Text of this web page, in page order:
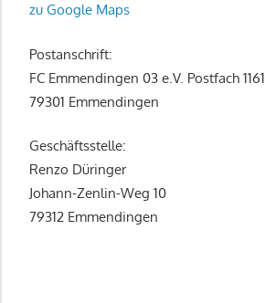
zu Google Maps
Postanschrift:
FC Emmendingen 03 e.V. Postfach 1161
79301 Emmendingen
Geschäftsstelle:
Renzo Düringer
Johann-Zenlin-Weg 10
79312 Emmendingen